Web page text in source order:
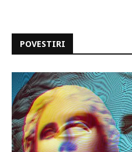
POVESTIRI